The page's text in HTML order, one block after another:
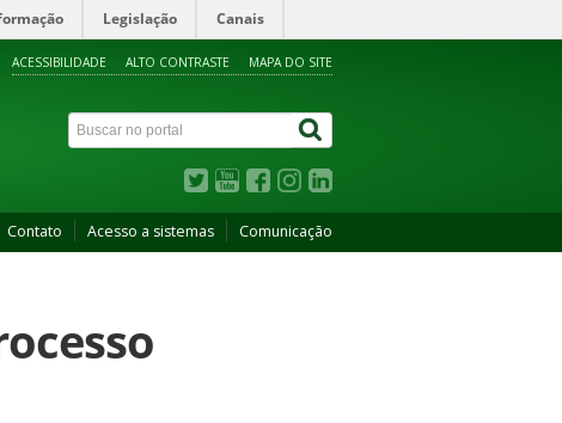
Legislação Canais
ACESSIBILIDADE ALTO CONTRASTE MAPA DO SITE
Contato Acesso a sistemas Comunicação